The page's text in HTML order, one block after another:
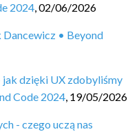
2024,02/06/2026
Dancewicz • Beyond
dzięki UX zdobyliśmy
Code 2024, 19/05/2026
- czego uczą nas